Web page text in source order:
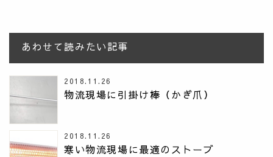
あわせて読みたい記事
2018.11.26
物流現場に引掛け棒（かぎ爪）
2018.11.26
寒い物流現場に最適のストーブ